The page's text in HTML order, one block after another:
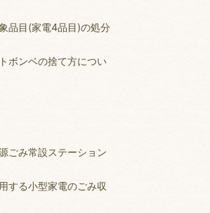
品目(家電4品目)の処分
ボンベの捨て方につい
ごみ常設ステーション
する小型家電のごみ収